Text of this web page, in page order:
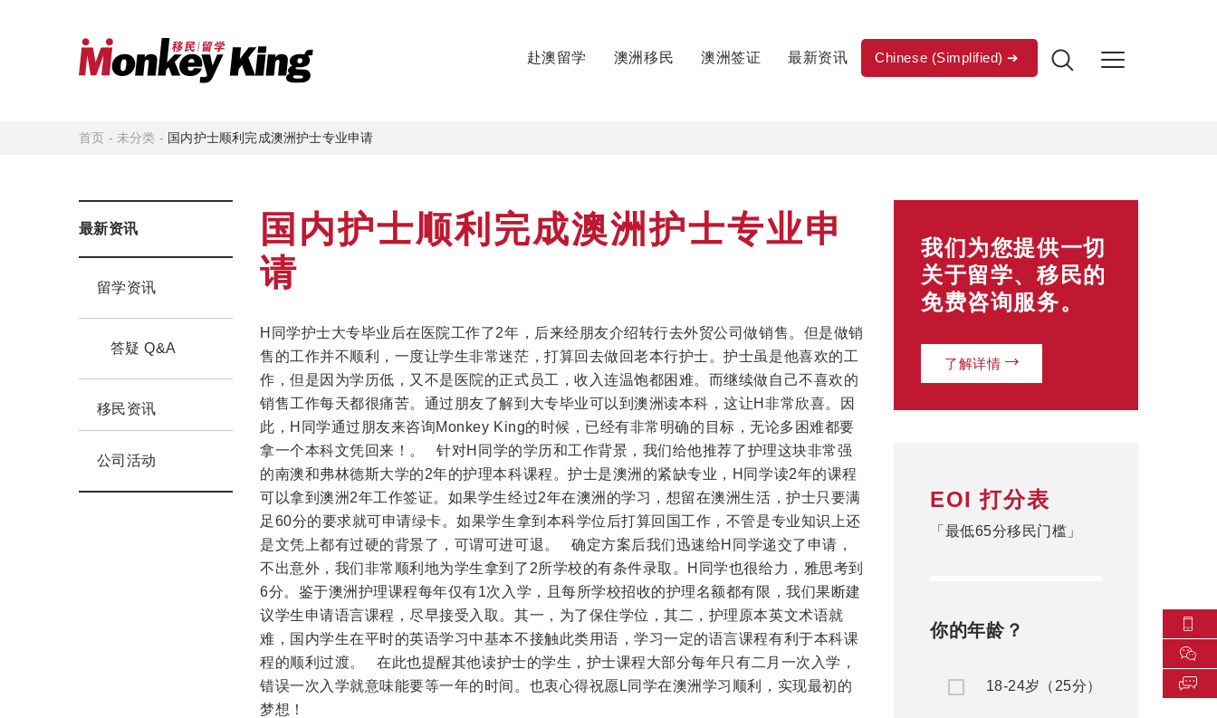
赴澳留学 澳洲移民 澳洲签证 最新资讯 Chinese (Simplified)
首页 - 未分类 - 国内护士顺利完成澳洲护士专业申请
最新资讯
留学资讯
答疑 Q&A
移民资讯
公司活动
国内护士顺利完成澳洲护士专业申
请
H同学护士大专毕业后在医院工作了2年，后来经朋友介绍转行去外贸公司做销售。但是做销
售的工作并不顺利，一度让学生非常迷茫，打算回去做回老本行护士。护士虽是他喜欢的工
作，但是因为学历低，又不是医院的正式员工，收入连温饱都困难。而继续做自己不喜欢的
销售工作每天都很痛苦。通过朋友了解到大专毕业可以到澳洲读本科，这让H非常欣喜。因
此，H同学通过朋友来咨询Monkey King的时候，已经有非常明确的目标，无论多困难都要
拿一个本科文凭回来！。 针对H同学的学历和工作背景，我们给他推荐了护理这块非常强
的南澳和弗林德斯大学的2年的护理本科课程。护士是澳洲的紧缺专业，H同学读2年的课程
可以拿到澳洲2年工作签证。如果学生经过2年在澳洲的学习，想留在澳洲生活，护士只要满
足60分的要求就可申请绿卡。如果学生拿到本科学位后打算回国工作，不管是专业知识上还
是文凭上都有过硬的背景了，可谓可进可退。 确定方案后我们迅速给H同学递交了申请，
不出意外，我们非常顺利地为学生拿到了2所学校的有条件录取。H同学也很给力，雅思考到
6分。鉴于澳洲护理课程每年仅有1次入学，且每所学校招收的护理名额都有限，我们果断建
议学生申请语言课程，尽早接受入取。其一，为了保住学位，其二，护理原本英文术语就
难，国内学生在平时的英语学习中基本不接触此类用语，学习一定的语言课程有利于本科课
程的顺利过渡。 在此也提醒其他读护士的学生，护士课程大部分每年只有二月一次入学，
错误一次入学就意味能要等一年的时间。也衷心得祝愿L同学在澳洲学习顺利，实现最初的
梦想！
我们为您提供一切
关于留学、移民的
免费咨询服务。
了解详情
EOI 打分表
「最低65分移民门槛」
你的年龄？
18-24岁（25分）